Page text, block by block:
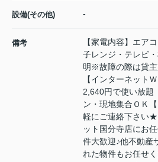
設備(その他) -
備考
【家電内容】エア
子レンジ・テレビ
明※故障の際は貸主
【インターネット
2,640円で使い放題
ン・現地集合ＯＫ
軽にご連絡下さい
ット国分寺店にお
件大歓迎♪他不動産
れた物件もお任せく